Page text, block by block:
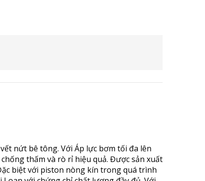
nứt bê tông. Với Áp lực bơm tối đa lên
thấm và rò rỉ hiệu quả. Được sản xuất
biệt với piston nòng kín trong quá trình